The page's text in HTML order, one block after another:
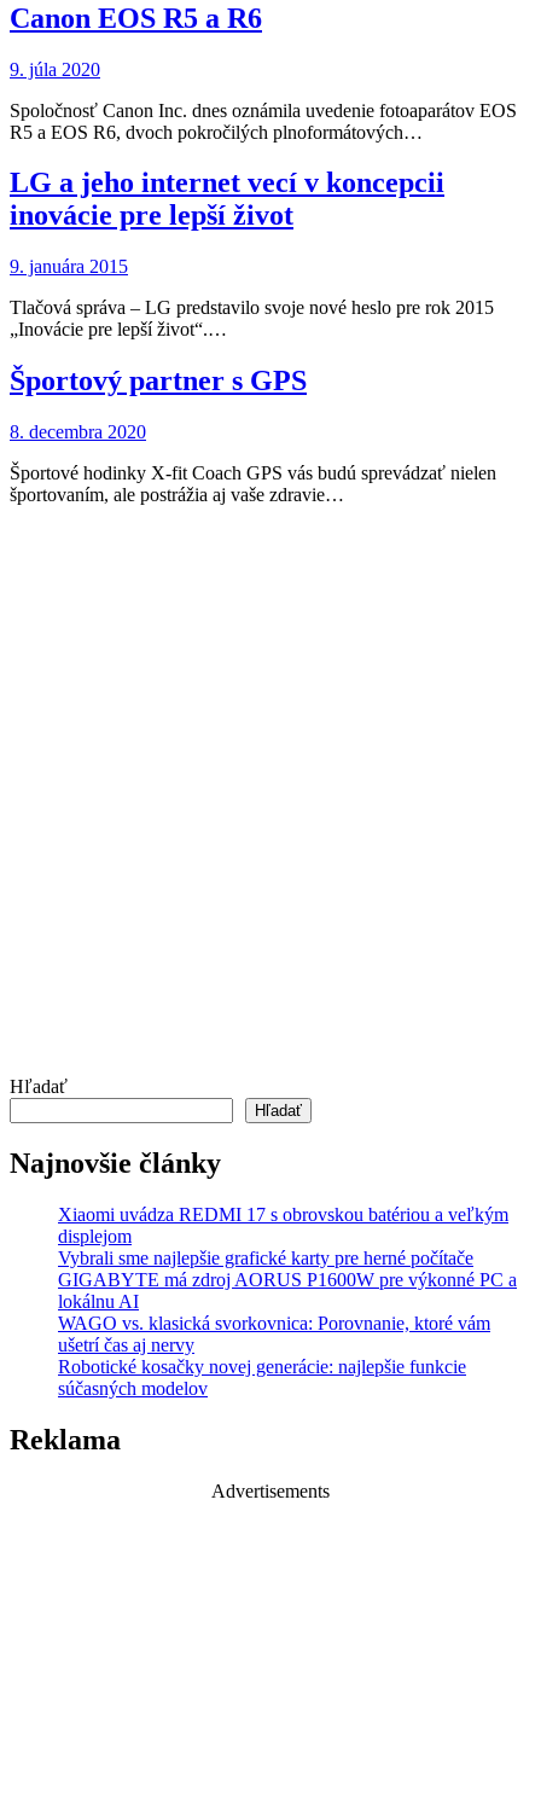
Canon EOS R5 a R6
9. júla 2020
Spoločnosť Canon Inc. dnes oznámila uvedenie fotoaparátov EOS
R5 a EOS R6, dvoch pokročilých plnoformátových…
LG a jeho internet vecí v koncepcii
inovácie pre lepší život
9. januára 2015
Tlačová správa – LG predstavilo svoje nové heslo pre rok 2015
„Inovácie pre lepší život“.…
Športový partner s GPS
8. decembra 2020
Športové hodinky X-fit Coach GPS vás budú sprevádzať nielen
športovaním, ale postrážia aj vaše zdravie…
Hľadať
Hľadať
Najnovšie články
Xiaomi uvádza REDMI 17 s obrovskou batériou a veľkým
displejom
Vybrali sme najlepšie grafické karty pre herné počítače
GIGABYTE má zdroj AORUS P1600W pre výkonné PC a
lokálnu AI
WAGO vs. klasická svorkovnica: Porovnanie, ktoré vám
ušetrí čas aj nervy
Robotické kosačky novej generácie: najlepšie funkcie
súčasných modelov
Reklama
Advertisements